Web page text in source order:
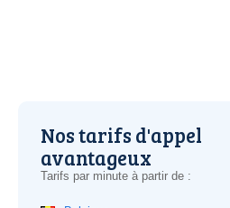
Nos tarifs d'appel
avantageux
Tarifs par minute à partir de :